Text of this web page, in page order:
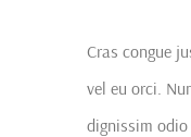
Cras congue
vel eu orci.
dignissim